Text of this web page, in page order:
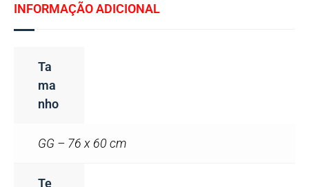
INFORMAÇÃO ADICIONAL
Ta
Ma
Nho
GG – 76 x 60 cm
Te